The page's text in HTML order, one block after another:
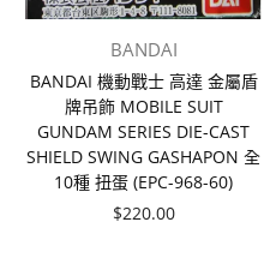
BANDAI
BANDAI 機動戰士 高達 金屬盾
牌吊飾 MOBILE SUIT
GUNDAM SERIES DIE-CAST
SHIELD SWING GASHAPON 全
10種 扭蛋 (EPC-968-60)
價
$220.00